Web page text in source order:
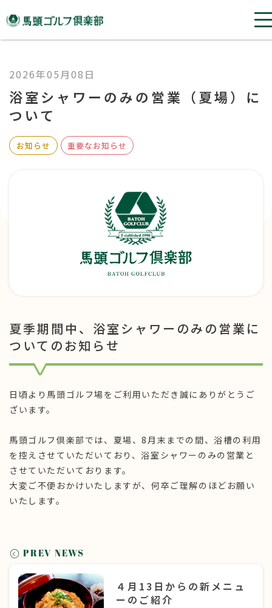
2026年05月08日
浴室シャワーのみの営業（夏場）に
ついて
お知らせ 重要なお知らせ
夏季期間中、浴室シャワーのみの営業に
ついてのお知らせ
日頃より馬頭ゴルフ場をご利用いただき誠にありがとうご
ざいます。
馬頭ゴルフ倶楽部では、夏場、8月末までの間、浴槽の利用
を控えさせていただいており、浴室シャワーのみの営業と
させていただいております。
大変ご不便おかけいたしますが、何卒ご理解のほどお願い
いたします。
PREV NEWS
４月13日からの新メニュ
ーのご紹介